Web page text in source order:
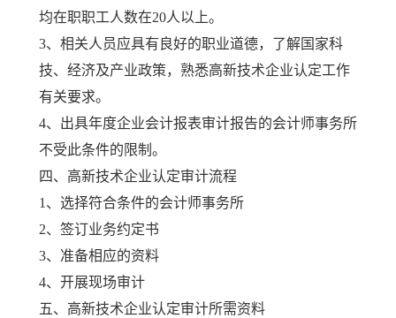
均在职职工人数在20人以上。
3、相关人员应具有良好的职业道德，了解国家科
技、经济及产业政策，熟悉高新技术企业认定工作
有关要求。
4、出具年度企业会计报表审计报告的会计师事务所
不受此条件的限制。
四、高新技术企业认定审计流程
1、选择符合条件的会计师事务所
2、签订业务约定书
3、准备相应的资料
4、开展现场审计
五、高新技术企业认定审计所需资料